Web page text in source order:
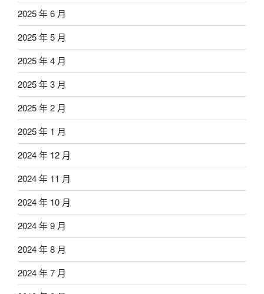
2025 年 6 月
2025 年 5 月
2025 年 4 月
2025 年 3 月
2025 年 2 月
2025 年 1 月
2024 年 12 月
2024 年 11 月
2024 年 10 月
2024 年 9 月
2024 年 8 月
2024 年 7 月